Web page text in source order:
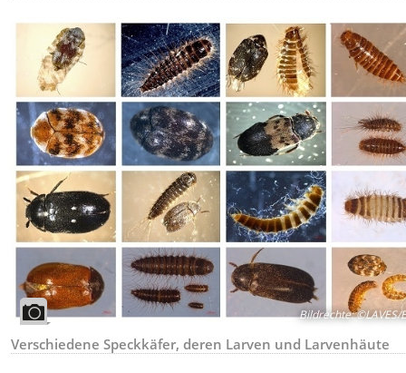
Bildrechte:©LAVES/
Verschiedene Speckkäfer, deren Larven und Larvenhäute